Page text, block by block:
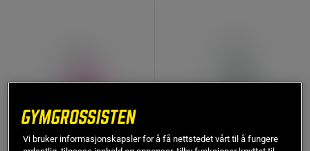
Vi bruker informasjonskapsler for å få nettstedet vårt til å fungere